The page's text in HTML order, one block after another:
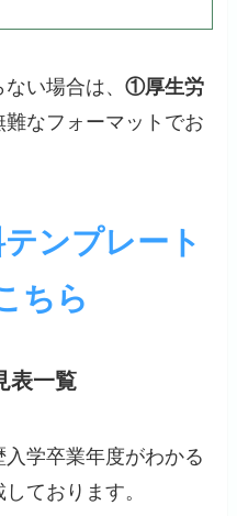
ない場合は、①厚生労
難なフォーマットでお
ンプレート
ちら
表一覧
学卒業年度がわかる
ております。